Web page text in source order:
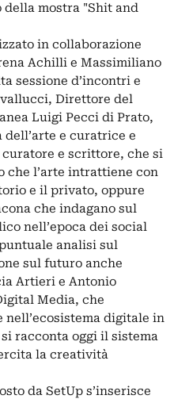
mostra "Shit and
in collaborazione
Achilli e Massimiliano
sessione d’incontri e
Direttore del
Luigi Pecci di Prato,
e curatrice e
e scrittore, che si
che l’arte intrattiene con
e il privato, oppure
che indagano sul
nell’epoca dei social
analisi sul
sul futuro anche
Artieri e Antonio
Media, che
nell’ecosistema digitale in
racconta oggi il sistema
la creatività
da SetUp s’inserisce